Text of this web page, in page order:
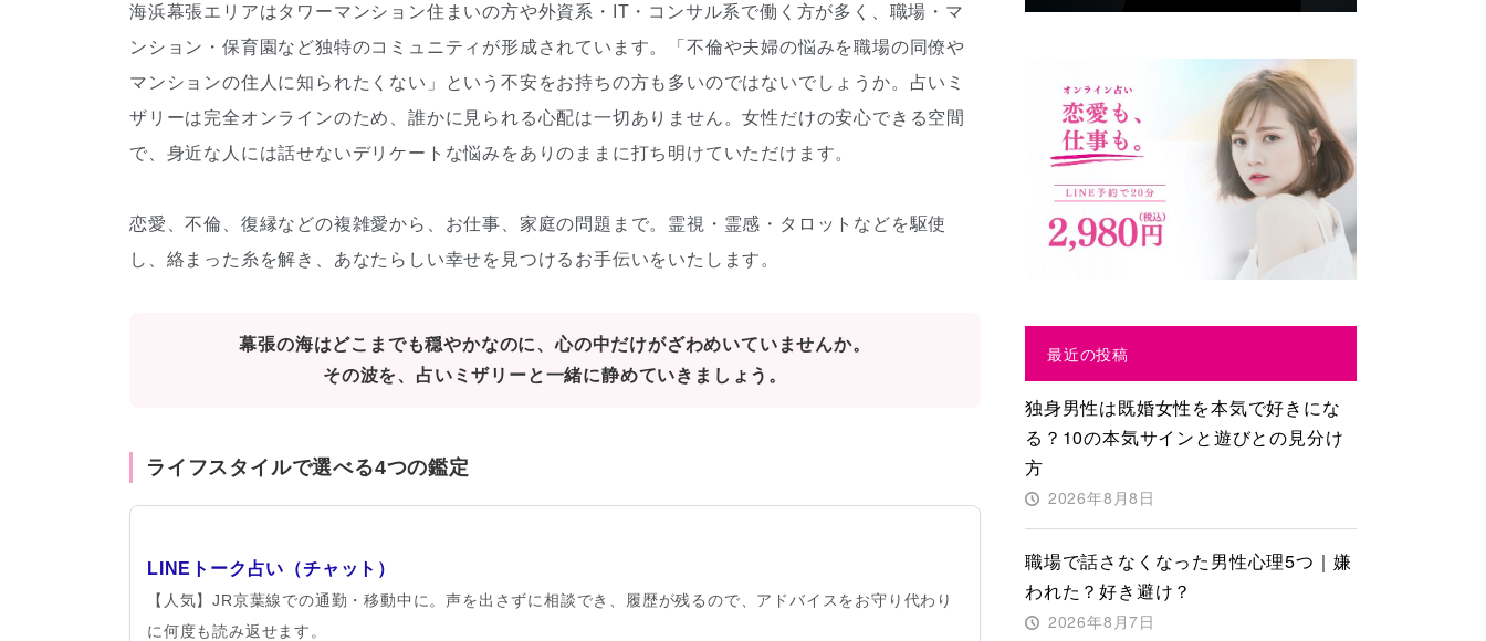
海浜幕張エリアはタワーマンション住まいの方や外資系・IT・コンサル系で働く方が多く、職場・マ
ンション・保育園など独特のコミュニティが形成されています。「不倫や夫婦の悩みを職場の同僚や
マンションの住人に知られたくない」という不安をお持ちの方も多いのではないでしょうか。占いミ
ザリーは完全オンラインのため、誰かに見られる心配は一切ありません。女性だけの安心できる空間
で、身近な人には話せないデリケートな悩みをありのままに打ち明けていただけます。
恋愛、不倫、復縁などの複雑愛から、お仕事、家庭の問題まで。霊視・霊感・タロットなどを駆使
し、絡まった糸を解き、あなたらしい幸せを見つけるお手伝いをいたします。
幕張の海はどこまでも穏やかなのに、心の中だけがざわめいていませんか。
その波を、占いミザリーと一緒に静めていきましょう。
ライフスタイルで選べる4つの鑑定
LINEトーク占い（チャット）
【人気】JR京葉線での通勤・移動中に。声を出さずに相談でき、履歴が残るので、アドバイスをお守り代わり
に何度も読み返せます。
最近の投稿
独身男性は既婚女性を本気で好きにな
る？10の本気サインと遊びとの見分け
方
2026年8月8日
職場で話さなくなった男性心理5つ｜嫌
われた？好き避け？
2026年8月7日